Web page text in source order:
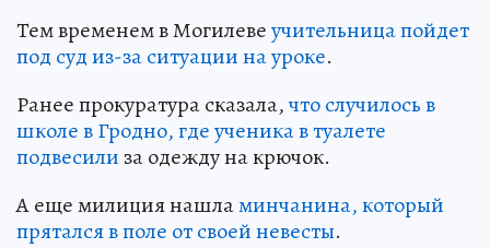
Тем временем в Могилевеучительница пойдет
под суд из-за ситуации на уроке.
Ранее прокуратура сказала,что случилось в
школе в Гродно, где ученика в туалете
подвесили за одежду на крючок.
А еще милиция нашламинчанина, который
прятался в поле от своей невесты.